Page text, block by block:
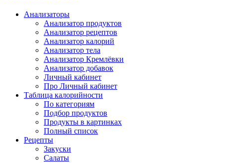
Анализаторы
Анализатор продуктов
Анализатор рецептов
Анализатор калорий
Анализатор тела
Анализатор Кремлёвки
Анализатор добавок
Личный кабинет
Про Личный кабинет
Таблица калорийности
По категориям
Подбор продуктов
Продукты в картинках
Полный список
Рецепты
Закуски
Салаты